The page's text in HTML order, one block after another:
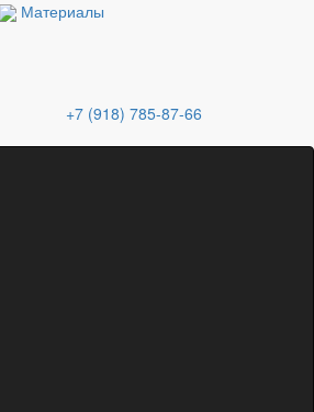
Материалы
+7 (918) 785-87-66